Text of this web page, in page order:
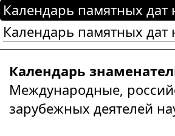
Календарь памятных дат
Календарь памятных дат
Календарь
Международные,
зарубежных деятелей